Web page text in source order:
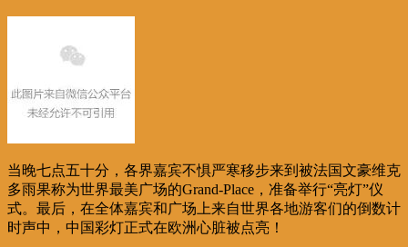
当晚七点五十分，各界嘉宾不惧严寒移步来到被法国文豪维克
多雨果称为世界最美广场的Grand-Place ，准备举行“亮灯”仪
式。最后，在全体嘉宾和广场上来自世界各地游客们的倒数计
时声中，中国彩灯正式在欧洲心脏被点亮！